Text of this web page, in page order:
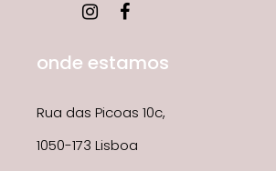
onde estamos
Rua das Picoas 10c,
1050-173 Lisboa